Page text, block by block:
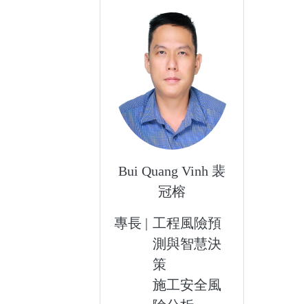
Bui Quang Vinh 裴
冠榕
專長 | 工程風險預
測與智慧決
策
施工安全風